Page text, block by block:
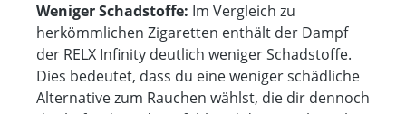
Weniger Schadstoffe: Im Vergleich zu
herkömmlichen Zigaretten enthält der Dampf
der RELX Infinity deutlich weniger Schadstoffe.
Dies bedeutet, dass du eine weniger schädliche
Alternative zum Rauchen wählst, die dir dennoch